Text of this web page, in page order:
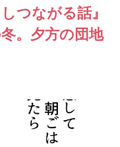
つながる話』
。夕方の団地